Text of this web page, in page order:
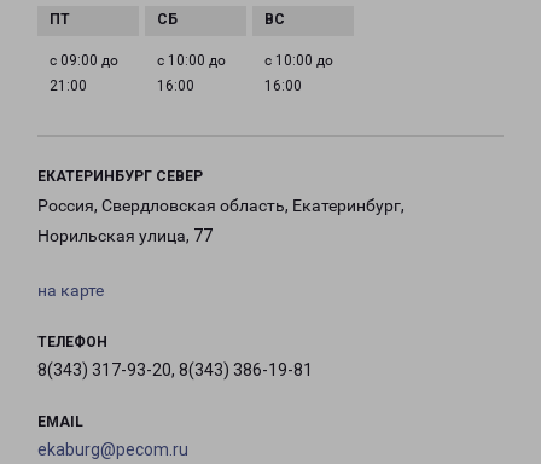
с 09:00 до
21:00
с 10:00 до
16:00
с 10:00 до
16:00
ЕКАТЕРИНБУРГ СЕВЕР
Россия, Свердловская область, Екатеринбург,
Норильская улица, 77
на карте
ТЕЛЕФОН
8(343) 317-93-20, 8(343) 386-19-81
EMAIL
ekaburg@pecom.ru